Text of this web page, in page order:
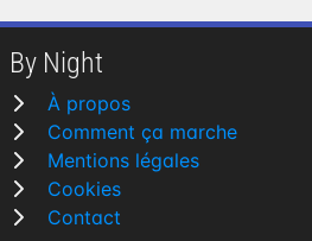
By Night
À propos
Comment ça marche
Mentions légales
Cookies
Contact